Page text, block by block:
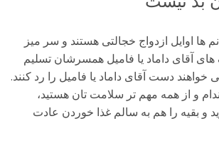
اوایل ازدواج خجالتی هستند و سر میز
های آقای داماد یا فامیل همسرشان تسلیم
دست آقای داماد یا فامیل را رد کنند.
و از همه مهم تر سلامت تان هستید،
و بقیه را هم به سالم غذا خوردن عادت